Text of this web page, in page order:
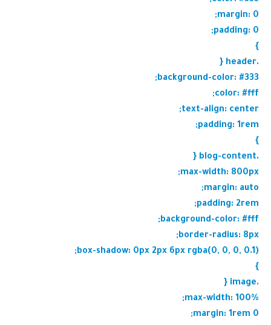
margin: 0;
padding: 0;
}
.header {
background-color: #333;
color: #fff;
text-align: center;
padding: 1rem;
}
.blog-content {
max-width: 800px;
margin: auto;
padding: 2rem;
background-color: #fff;
border-radius: 8px;
box-shadow: 0px 2px 6px rgba(0, 0, 0, 0.1);
}
.image {
max-width: 100%;
margin: 1rem 0;